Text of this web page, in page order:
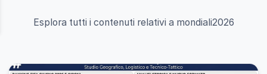
Esplora tutti i contenuti relativi a mondiali2026